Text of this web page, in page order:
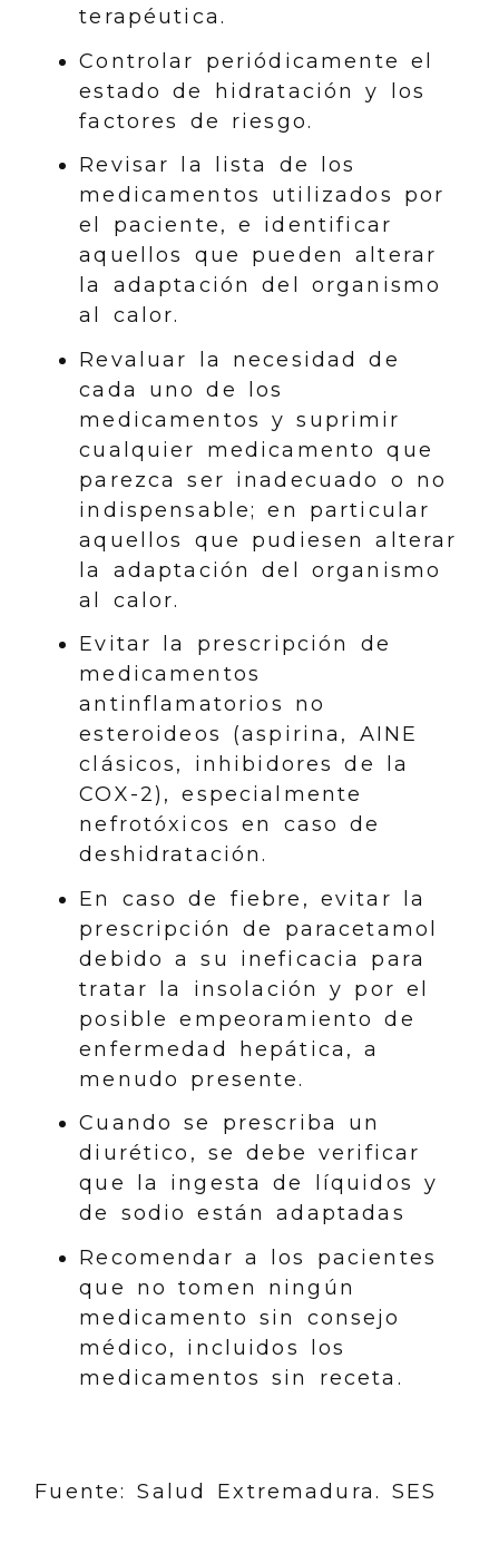
terapéutica.
Controlar periódicamente el
estado de hidratación y los
factores de riesgo.
Revisar la lista de los
medicamentos utilizados por
el paciente, e identificar
aquellos que pueden alterar
la adaptación del organismo
al calor.
Revaluar la necesidad de
cada uno de los
medicamentos y suprimir
cualquier medicamento que
parezca ser inadecuado o no
indispensable; en particular
aquellos que pudiesen alterar
la adaptación del organismo
al calor.
Evitar la prescripción de
medicamentos
antinflamatorios no
esteroideos (aspirina, AINE
clásicos, inhibidores de la
COX-2), especialmente
nefrotóxicos en caso de
deshidratación.
En caso de fiebre, evitar la
prescripción de paracetamol
debido a su ineficacia para
tratar la insolación y por el
posible empeoramiento de
enfermedad hepática, a
menudo presente.
Cuando se prescriba un
diurético, se debe verificar
que la ingesta de líquidos y
de sodio están adaptadas
Recomendar a los pacientes
que no tomen ningún
medicamento sin consejo
médico, incluidos los
medicamentos sin receta.
Fuente: Salud Extremadura. SES